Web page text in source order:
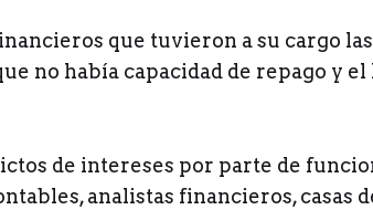
que tuvieron a su cargo
no había capacidad de repago y el
de intereses por parte de
analistas financieros, casas